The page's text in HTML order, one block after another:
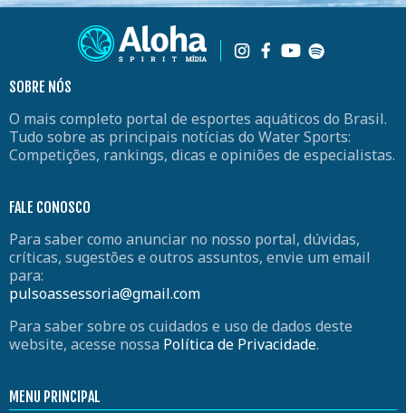
SOBRE NÓS
O mais completo portal de esportes aquáticos do Brasil.
Tudo sobre as principais notícias do Water Sports:
Competições, rankings, dicas e opiniões de especialistas.
FALE CONOSCO
Para saber como anunciar no nosso portal, dúvidas,
críticas, sugestões e outros assuntos, envie um email
para:
pulsoassessoria@gmail.com
Para saber sobre os cuidados e uso de dados deste
website, acesse nossa Política de Privacidade.
MENU PRINCIPAL